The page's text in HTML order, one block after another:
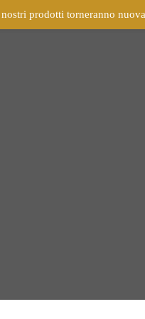
prodotti torneranno